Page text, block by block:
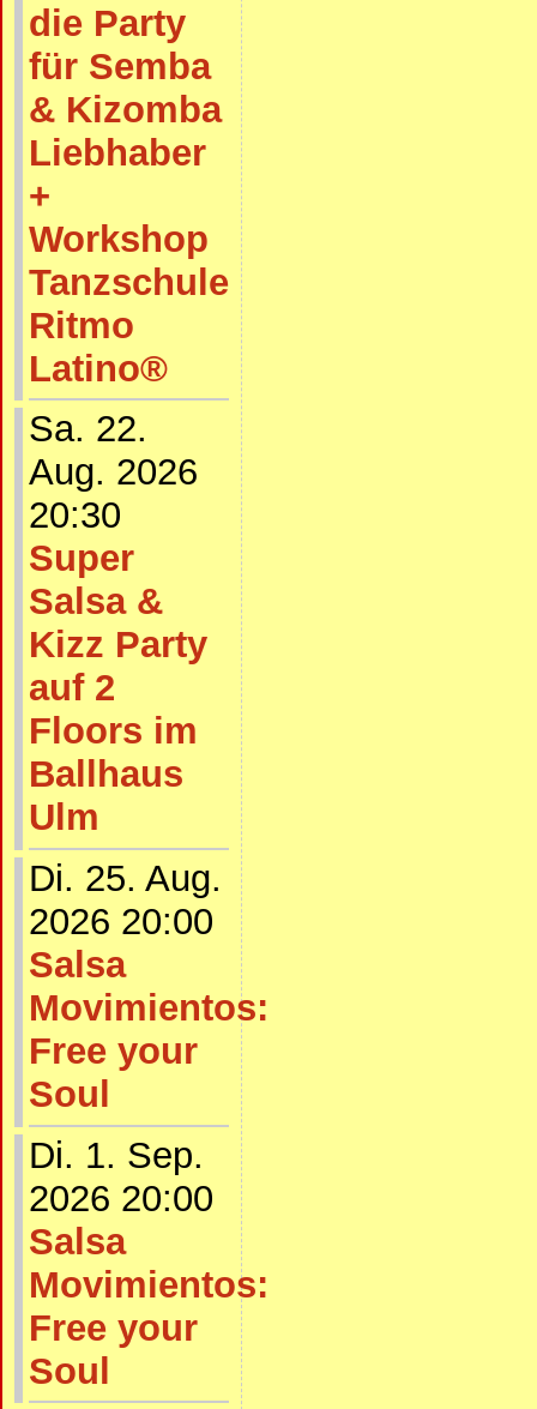
die Party
für Semba
& Kizomba
Liebhaber
+
Workshop
Tanzschule
Ritmo
Latino®
Sa. 22.
Aug. 2026
20:30
Super
Salsa &
Kizz Party
auf 2
Floors im
Ballhaus
Ulm
Di. 25. Aug.
2026 20:00
Salsa
Movimientos:
Free your
Soul
Di. 1. Sep.
2026 20:00
Salsa
Movimientos:
Free your
Soul